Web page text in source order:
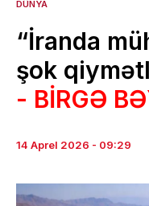
DÜNYA
“İranda
şok
- BİRGƏ
14 Aprel 2026 - 09:29